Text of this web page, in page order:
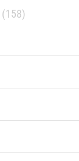
(158)